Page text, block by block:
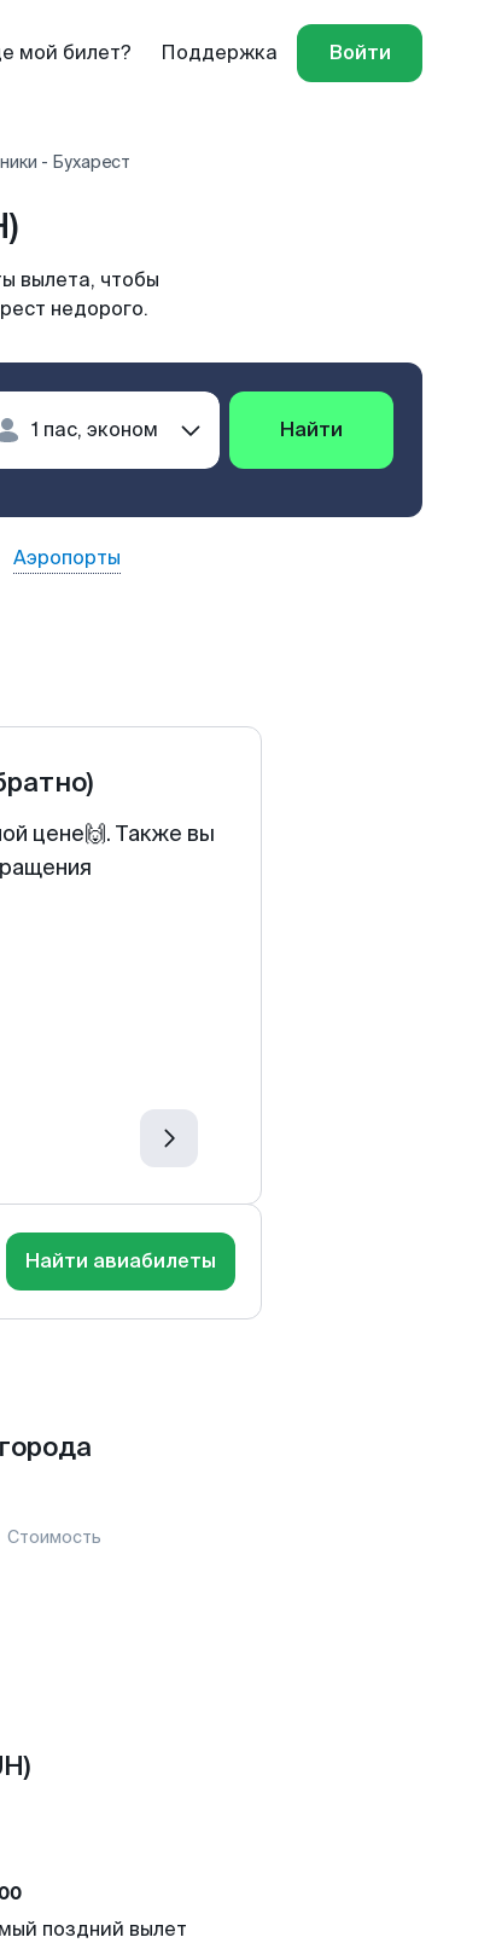
мой билет? Поддержка Войти
- Бухарест
вылета, чтобы
недорого.
Найти
Аэропорты
цене🙌. Также вы
Найти авиабилеты
Стоимость
поздний вылет